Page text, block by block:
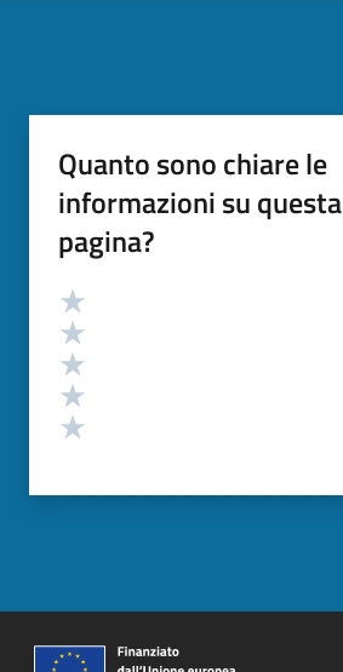
Quanto sono chiare le
informazioni su questa
pagina?
Valutazione